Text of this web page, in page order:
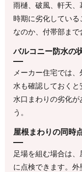
雨樋、破風、軒天
時期に劣化してい
なのか、付帯部まで
バルコニー防水の
メーカー住宅では
水も確認しておく
水口まわりの劣化が
う。
屋根まわりの同時
足場を組む場合は
に点検できます。